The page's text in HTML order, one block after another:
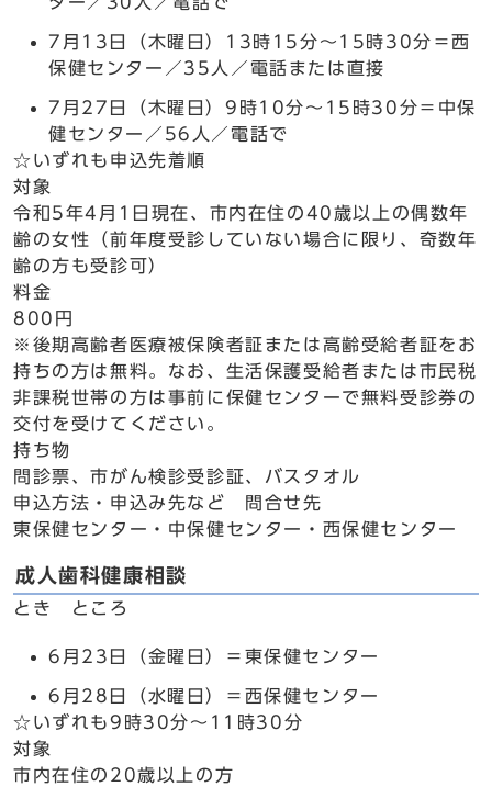
7月13日（木曜日）13時15分～15時30分＝西
保健センター／35人／電話または直接
7月27日（木曜日）9時10分～15時30分＝中保
健センター／56人／電話で
☆いずれも申込先着順
対象
令和5年4月1日現在、市内在住の40歳以上の偶数年
齢の女性（前年度受診していない場合に限り、奇数年
齢の方も受診可）
料金
800円
※後期高齢者医療被保険者証または高齢受給者証をお
持ちの方は無料。なお、生活保護受給者または市民税
非課税世帯の方は事前に保健センターで無料受診券の
交付を受けてください。
持ち物
問診票、市がん検診受診証、バスタオル
申込方法・申込み先など 問合せ先
東保健センター・中保健センター・西保健センター
成人歯科健康相談
とき ところ
6月23日（金曜日）＝東保健センター
6月28日（水曜日）＝西保健センター
☆いずれも9時30分～11時30分
対象
市内在住の20歳以上の方